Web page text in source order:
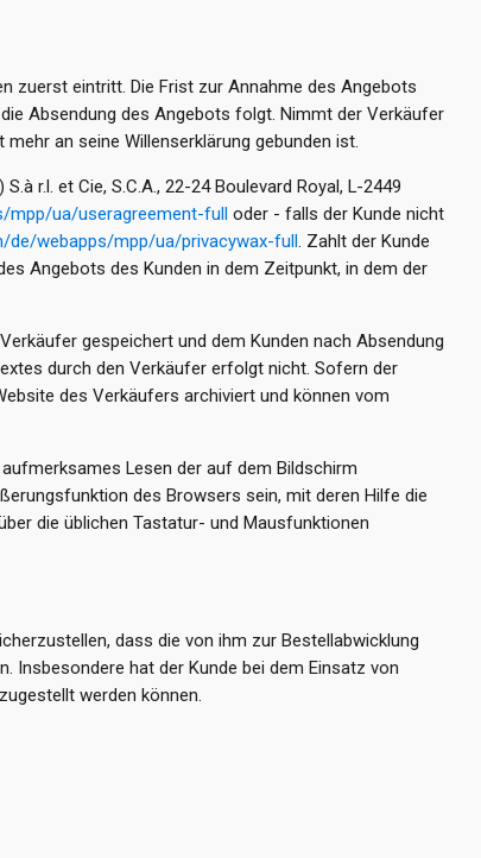
zuerst eintritt. Die Frist zur Annahme des Angebots
Absendung des Angebots folgt. Nimmt der Verkäufer
an seine Willenserklärung gebunden ist.
r.l. et Cie, S.C.A., 22-24 Boulevard Royal, L-2449
mpp/ua/useragreement-full oder - falls der Kunde nicht
de/webapps/mpp/ua/privacywax-full. Zahlt der Kunde
Angebots des Kunden in dem Zeitpunkt, in dem der
gespeichert und dem Kunden nach Absendung
durch den Verkäufer erfolgt nicht. Sofern der
des Verkäufers archiviert und können vom
Lesen der auf dem Bildschirm
des Browsers sein, mit deren Hilfe die
die üblichen Tastatur- und Mausfunktionen
dass die von ihm zur Bestellabwicklung
Insbesondere hat der Kunde bei dem Einsatz von
werden können.